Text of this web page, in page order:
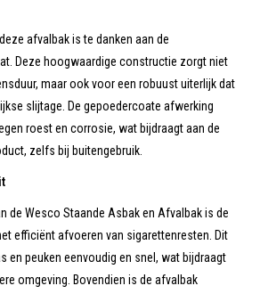
afvalbak is te danken aan de
Deze hoogwaardige constructie zorgt niet
maar ook voor een robuust uiterlijk dat
slijtage. De gepoedercoate afwerking
roest en corrosie, wat bijdraagt aan de
zelfs bij buitengebruik.
de Wesco Staande Asbak en Afvalbak is de
efficiënt afvoeren van sigarettenresten. Dit
en peuken eenvoudig en snel, wat bijdraagt
omgeving. Bovendien is de afvalbak